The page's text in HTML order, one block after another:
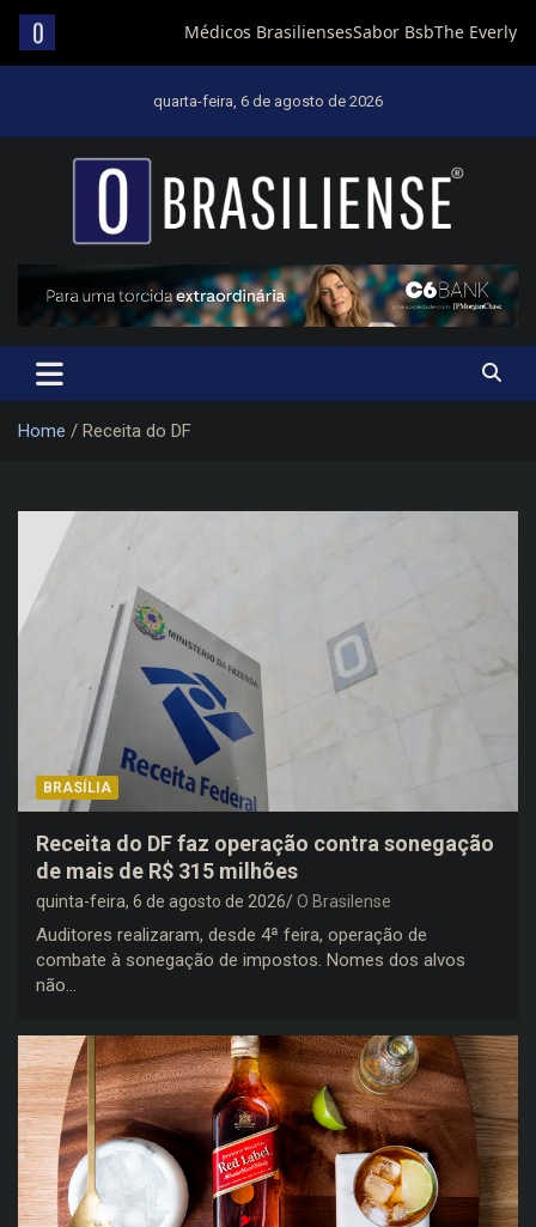
quarta-feira, 6 de agosto de 2026
Um diário de notícias que trabalha por Brasília
Home Receita do DF
BRASÍLIA
Receita do DF faz operação contra sonegação
de mais de R$ 315 milhões
quinta-feira, 6 de agosto de 2026 O Brasilense
Auditores realizaram, desde 4ª feira, operação de
combate à sonegação de impostos. Nomes dos alvos
não…